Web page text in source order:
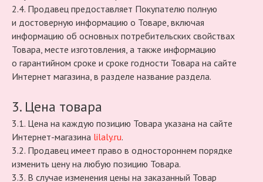
2.4. Продавец предоставляет Покупателю полную
и достоверную информацию о Товаре, включая
информацию об основных потребительских свойствах
Товара, месте изготовления, а также информацию
о гарантийном сроке и сроке годности Товара на сайте
Интернет магазина, в разделе название раздела.
3. Цена товара
3.1. Цена на каждую позицию Товара указана на сайте
Интернет-магазина lilaly.ru.
3.2. Продавец имеет право в одностороннем порядке
изменить цену на любую позицию Товара.
3.3. В случае изменения цены на заказанный Товар